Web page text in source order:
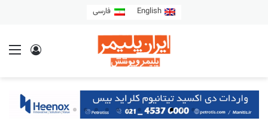
English فارسی